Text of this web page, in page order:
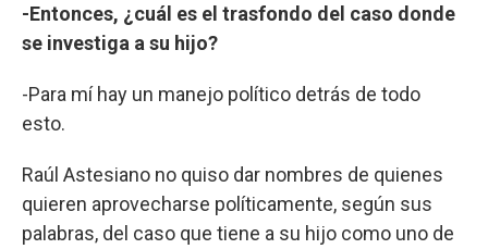
-Entonces, ¿cuál es el trasfondo del caso donde
se investiga a su hijo?
-Para mí hay un manejo político detrás de todo
esto.
Raúl Astesiano no quiso dar nombres de quienes
quieren aprovecharse políticamente, según sus
palabras, del caso que tiene a su hijo como uno de